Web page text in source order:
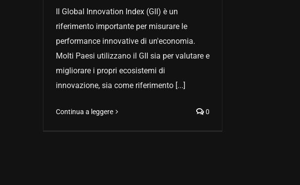
Il Global Innovation Index (GII) è un
riferimento importante per misurare le
performance innovative di un'economia.
Molti Paesi utilizzano il GII sia per valutare e
migliorare i propri ecosistemi di
innovazione, sia come riferimento [...]
Continua a leggere 0